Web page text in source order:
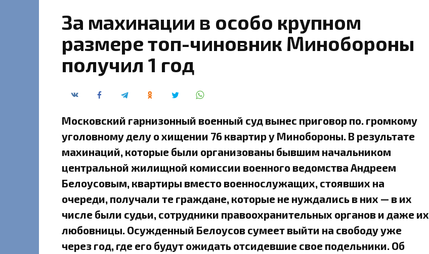
За махинации в особо крупном
размере топ-чиновник Минобороны
получил 1 год
Московский гарнизонный военный суд вынес приговор по. громкому
уголовному делу о хищении 76 квартир у Минобороны. В результате
махинаций, которые были организованы бывшим начальником
центральной жилищной комиссии военного ведомства Андреем
Белоусовым, квартиры вместо военнослужащих, стоявших на
очереди, получали те граждане, которые не нуждались в них — в их
числе были судьи, сотрудники правоохранительных органов и даже их
любовницы. Осужденный Белоусов сумеет выйти на свободу уже
через год, где его будут ожидать отсидевшие свое подельники. Об